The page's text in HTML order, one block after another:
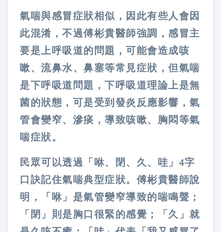
氣喘與感冒症狀相似，因此有些人會因
此混淆，不過傅彬貴醫師強調，感冒主
要是上呼吸道的問題，可能會造成咳
嗽、流鼻水、鼻塞等常見症狀，但氣喘
是下呼吸道問題，下呼吸道理論上是無
菌的狀態，可是受到發炎反應影響，氣
管會變窄、滲痰，導致咳嗽、胸悶等氣
喘症狀。
民眾可以透過「咻、閉、久、哇」4字
口訣記住氣喘典型症狀。傅彬貴醫師說
明，「咻」是氣管變窄導致的喘鳴聲；
「閉」則是胸口很緊的感覺；「久」就